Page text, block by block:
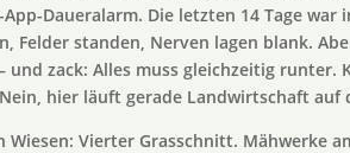
Daueralarm. Die letzten 14 Tage
Felder standen, Nerven lagen blank.
und zack: Alles muss gleichzeitig runter.
hier läuft gerade Landwirtschaft auf
Wiesen: Vierter Grasschnitt. Mähwerke